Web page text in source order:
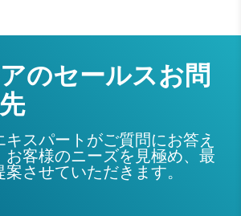
のセールスお問
キスパートがご質問にお答え
お客様のニーズを見極め、最
させていただきます。